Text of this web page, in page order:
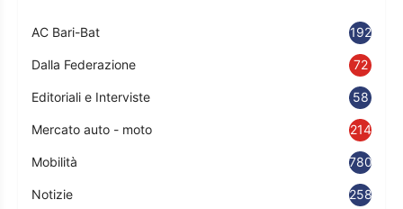
AC Bari-Bat 192
Dalla Federazione 72
Editoriali e Interviste 58
Mercato auto - moto 214
Mobilità 780
Notizie 2583